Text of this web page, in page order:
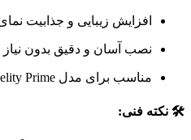
افزایش زیبایی و جذابیت
نصب آسان و دقیق بدون نیاز
مناسب برای مدل Fidelity Prime
🛠️ نکته فنی: